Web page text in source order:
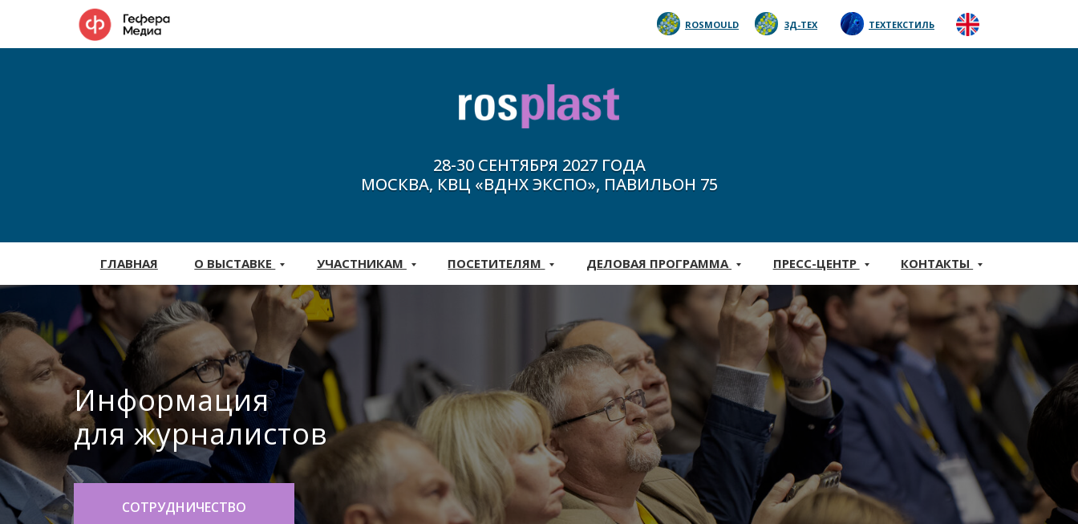
ROSMOULD ТЕХТЕКСТИЛЬ
3Д-ТЕХ
28-30 СЕНТЯБРЯ 2027 ГОДА
МОСКВА, КВЦ «ВДНХ ЭКСПО», ПАВИЛЬОН 75
ГЛАВНАЯ О ВЫСТАВКЕ УЧАСТНИКАМ ПОСЕТИТЕЛЯМ ДЕЛОВАЯ ПРОГРАММА ПРЕСС-ЦЕНТР КОНТАКТЫ
Информация
для журналистов
СОТРУДНИЧЕСТВО